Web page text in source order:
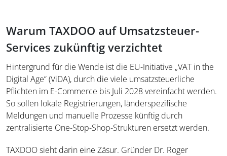
Warum TAXDOO auf Umsatzsteuer-
Services zukünftig verzichtet
Hintergrund für die Wende ist die EU-Initiative „VAT in the
Digital Age“ (ViDA), durch die viele umsatzsteuerliche
Pflichten im E-Commerce bis Juli 2028 vereinfacht werden.
So sollen lokale Registrierungen, länderspezifische
Meldungen und manuelle Prozesse künftig durch
zentralisierte One-Stop-Shop-Strukturen ersetzt werden.
TAXDOO sieht darin eine Zäsur. Gründer Dr. Roger